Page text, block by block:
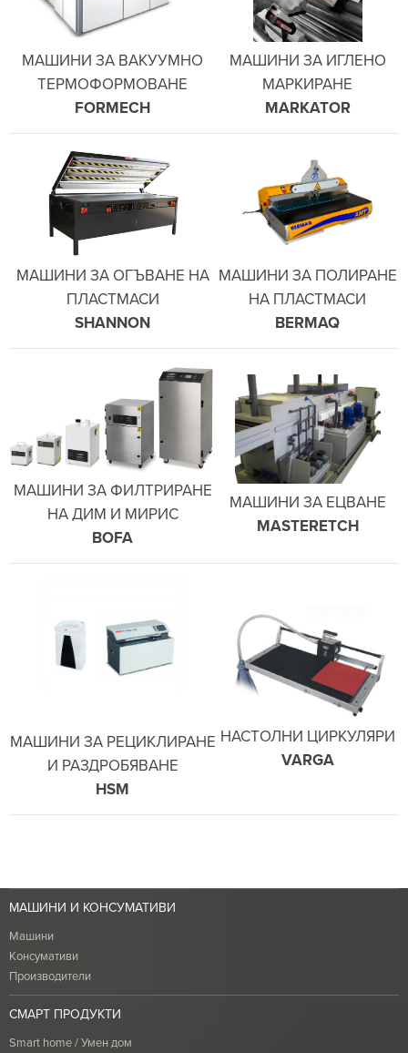
МАШИНИ ЗА ВАКУУМНО
ТЕРМОФОРМОВАНЕ
FORMECH
МАШИНИ ЗА ИГЛЕНО
МАРКИРАНЕ
MARKATOR
МАШИНИ ЗА ОГЪВАНЕ НА
ПЛАСТМАСИ
SHANNON
МАШИНИ ЗА ПОЛИРАНЕ
НА ПЛАСТМАСИ
BERMAQ
МАШИНИ ЗА ФИЛТРИРАНЕ
НА ДИМ И МИРИС
BOFA
МАШИНИ ЗА ЕЦВАНЕ
MASTERETCH
МАШИНИ ЗА РЕЦИКЛИРАНЕ
И РАЗДРОБЯВАНЕ
HSM
НАСТОЛНИ ЦИРКУЛЯРИ
VARGA
МАШИНИ И КОНСУМАТИВИ
Машини
Консумативи
Производители
СМАРТ ПРОДУКТИ
Smart home / Умен дом